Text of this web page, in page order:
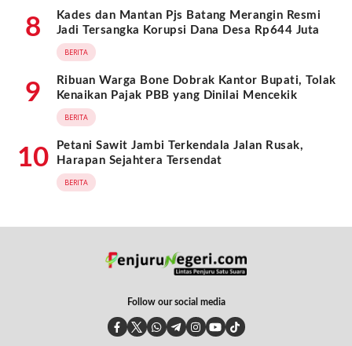
8
Kades dan Mantan Pjs Batang Merangin Resmi
Jadi Tersangka Korupsi Dana Desa Rp644 Juta
BERITA
9
Ribuan Warga Bone Dobrak Kantor Bupati, Tolak
Kenaikan Pajak PBB yang Dinilai Mencekik
BERITA
10
Petani Sawit Jambi Terkendala Jalan Rusak,
Harapan Sejahtera Tersendat
BERITA
Follow our social media